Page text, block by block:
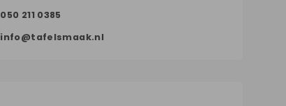
050 211 0385
info@tafelsmaak.nl